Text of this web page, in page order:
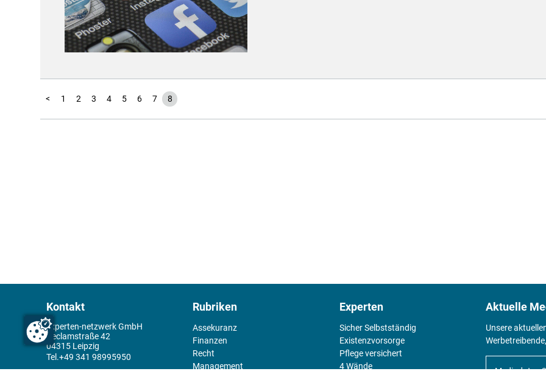
< 1 2 3 4 5 6 7 8
Kontakt
experten-netzwerk GmbH
Reclamstraße 42
04315 Leipzig
+49 341 98995950
Rubriken
Assekuranz
Finanzen
Recht
Management
Experten
Sicher Selbstständig
Existenz­vorsorge
Pflege versichert
4 Wände
Aktuelle
Unsere
Mediadaten